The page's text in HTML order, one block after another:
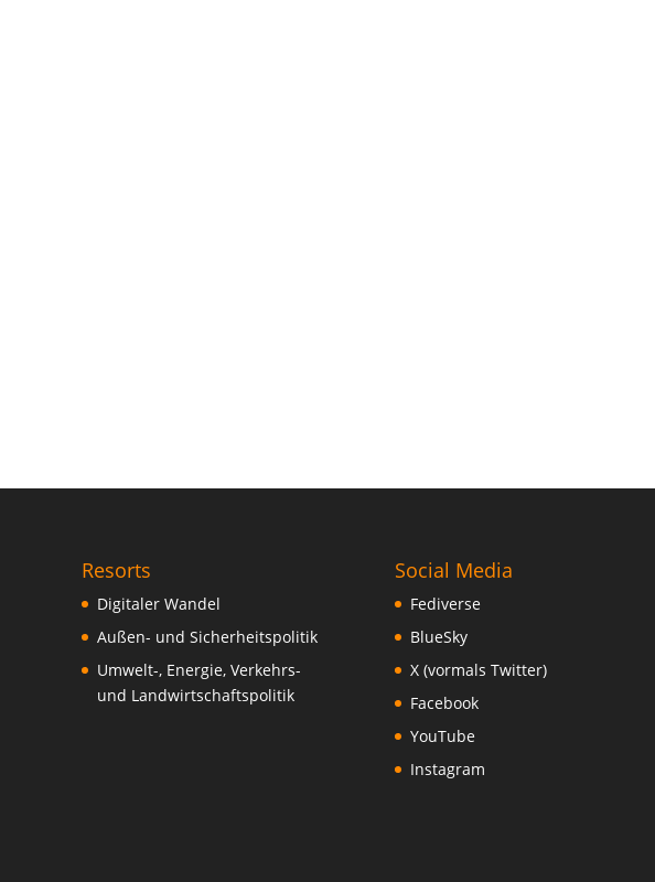
Resorts
Digitaler Wandel
Außen- und Sicherheitspolitik
Umwelt-, Energie, Verkehrs-
und Landwirtschaftspolitik
Social Media
Fediverse
BlueSky
X (vormals Twitter)
Facebook
YouTube
Instagram